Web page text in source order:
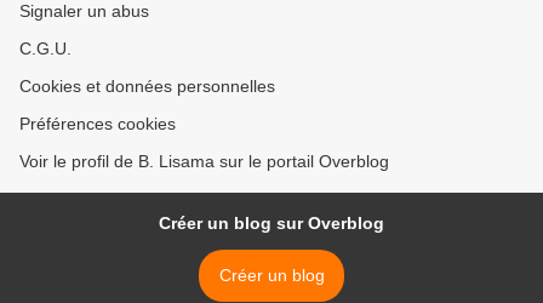
Signaler un abus
C.G.U.
Cookies et données personnelles
Préférences cookies
Voir le profil de B. Lisama sur le portail Overblog
Créer un blog sur Overblog
Créer un blog